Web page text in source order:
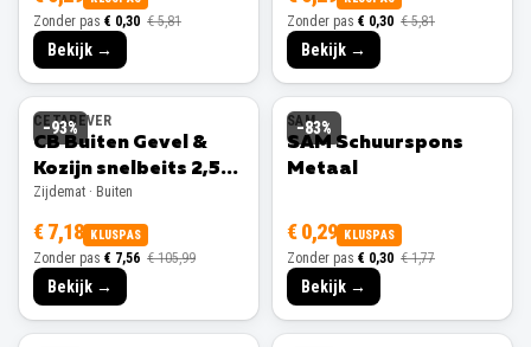
Zonder pas € 0,30 € 5,81
Bekijk →
Zonder pas € 0,30 € 5,81
Bekijk →
−93%
CETABEVER
CB Buiten Gevel &
Kozijn snelbeits 2,5L
Ral 9001 Zijdemat
Zijdemat · Buiten
€ 7,18 KLUSPAS
Zonder pas € 7,56 € 105,99
Bekijk →
−83%
SAM
SAM Schuurspons
Metaal
€ 0,29 KLUSPAS
Zonder pas € 0,30 € 1,77
Bekijk →